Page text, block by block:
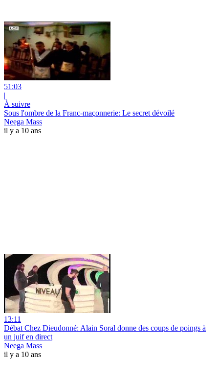
51:03
|
À suivre
Sous l'ombre de la Franc-maçonnerie: Le secret dévoilé
Neega Mass
il y a 10 ans
13:11
Débat Chez Dieudonné: Alain Soral donne des coups de poings à
un juif en direct
Neega Mass
il y a 10 ans